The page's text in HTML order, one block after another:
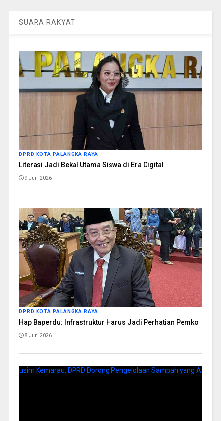
SUARA RAKYAT
DPRD KOTA PALANGKA RAYA
Literasi Jadi Bekal Utama Siswa di Era Digital
9 Juni 2026
DPRD KOTA PALANGKA RAYA
Hap Baperdu: Infrastruktur Harus Jadi Perhatian Pemko
8 Juni 2026